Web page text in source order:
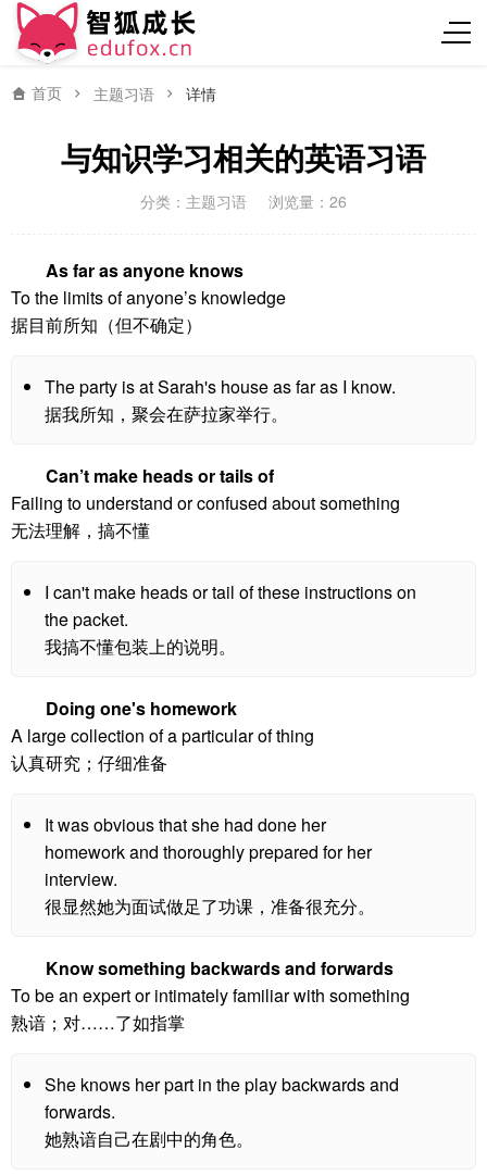
首页 主题习语 详情
与知识学习相关的英语习语
分类： 主题习语 浏览量：26
As far as anyone knows
To the limits of anyone’s knowledge
据目前所知（但不确定）
The party is at Sarah's house as far as I know.
据我所知，聚会在萨拉家举行。
Can’t make heads or tails of
Failing to understand or confused about something
无法理解，搞不懂
I can't make heads or tail of these instructions on
the packet.
我搞不懂包装上的说明。
Doing one's homework
A large collection of a particular of thing
认真研究；仔细准备
It was obvious that she had done her
homework and thoroughly prepared for her
interview.
很显然她为面试做足了功课，准备很充分。
Know something backwards and forwards
To be an expert or intimately familiar with something
熟谙；对……了如指掌
She knows her part in the play backwards and
forwards.
她熟谙自己在剧中的角色。